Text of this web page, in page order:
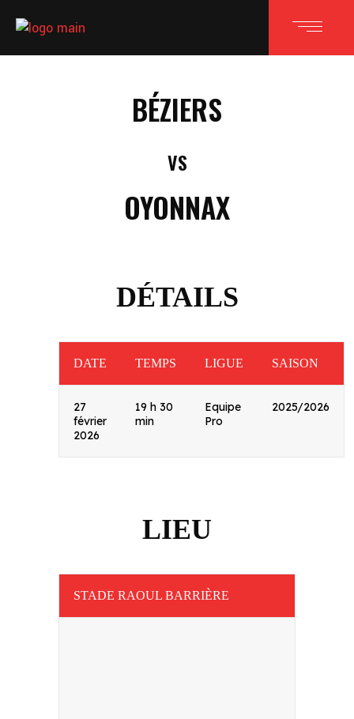
BÉZIERS
VS
OYONNAX
DÉTAILS
DATE TEMPS LIGUE SAISON
27
février
2026
19 h 30
min
Equipe
Pro
2025/2026
LIEU
STADE RAOUL BARRIÈRE